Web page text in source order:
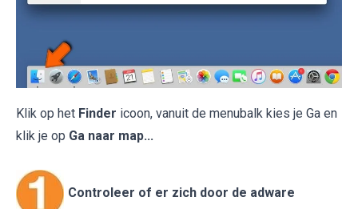
Klik op het Finder icoon, vanuit de menubalk kies je Ga en
klik je op Ga naar map...
Controleer of er zich door de adware